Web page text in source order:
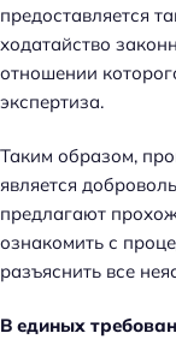
предоставляется
ходатайство
отношении
экспертиза.
Таким образом,
является
предлагают
ознакомить с
разъяснить все
В единых